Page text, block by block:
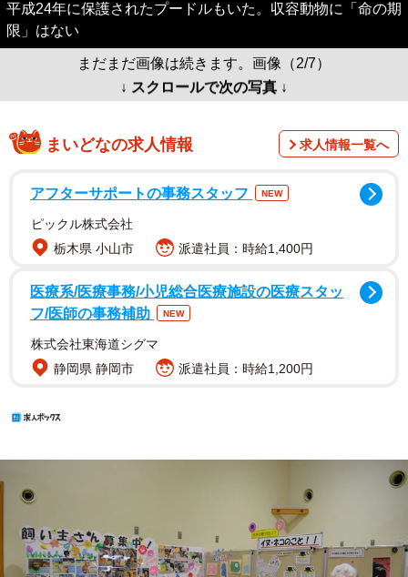
平成24年に保護されたプードルもいた。収容動物に「命の期
限」はない
まだまだ画像は続きます。画像（2/7）
↓ スクロールで次の写真 ↓
まいどなの求人情報 求人情報一覧へ
アフターサポートの事務スタッフ NEW
ピックル株式会社
栃木県 小山市
派遣社員：時給1,400円
医療系/医療事務/小児総合医療施設の医療スタッ
フ/医師の事務補助
NEW
株式会社東海道シグマ
静岡県 静岡市
派遣社員：時給1,200円